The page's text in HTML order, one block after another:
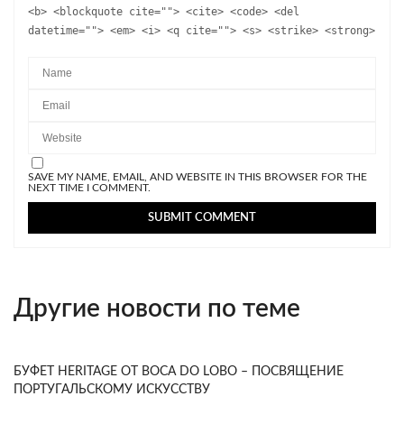
<b> <blockquote cite=""> <cite> <code> <del
datetime=""> <em> <i> <q cite=""> <s> <strike> <strong>
SAVE MY NAME, EMAIL, AND WEBSITE IN THIS BROWSER FOR THE
NEXT TIME I COMMENT.
Другие новости по теме
БУФЕТ HERITAGE ОТ BOCA DO LOBO – ПОСВЯЩЕНИЕ
ПОРТУГАЛЬСКОМУ ИСКУССТВУ